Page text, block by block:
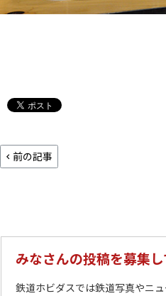
前の記事
みなさんの投稿を募集
鉄道ホビダスでは鉄道写真やニ